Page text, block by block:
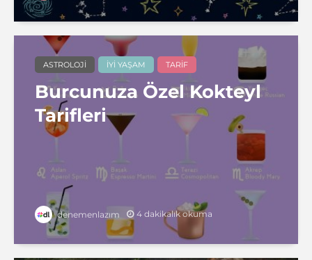
ASTROLOJI İYI YAŞAM TARIF
Burcunuza Özel Kokteyl
Tarifleri
denemenlazım 4 dakikalık okuma